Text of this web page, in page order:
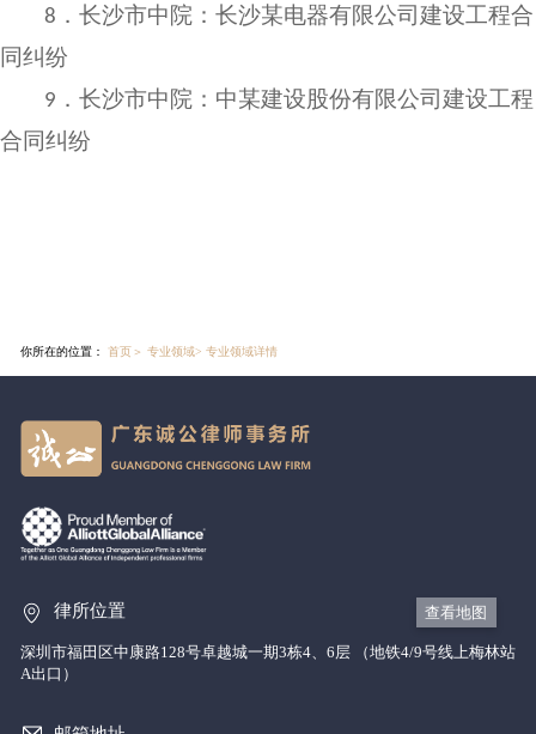
8． 长沙市中院：长沙某电器有限公司建设工程合
同纠纷
9． 长沙市中院：中某建设股份有限公司建设工程
合同纠纷
你所在的位置： 首页＞ 专业领域> 专业领域详情
律所位置 查看地图
深圳市福田区中康路128号卓越城一期3栋4、6层 （地铁4/9号线上梅林站
A出口）